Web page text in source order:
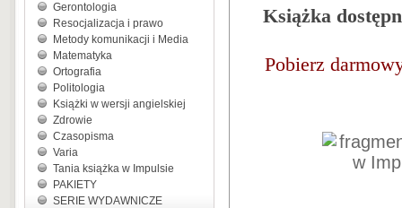
Gerontologia
Resocjalizacja i prawo
Metody komunikacji i Media
Matematyka
Ortografia
Politologia
Książki w wersji angielskiej
Zdrowie
Czasopisma
Varia
Tania książka w Impulsie
PAKIETY
SERIE WYDAWNICZE
Książka
Pobierz